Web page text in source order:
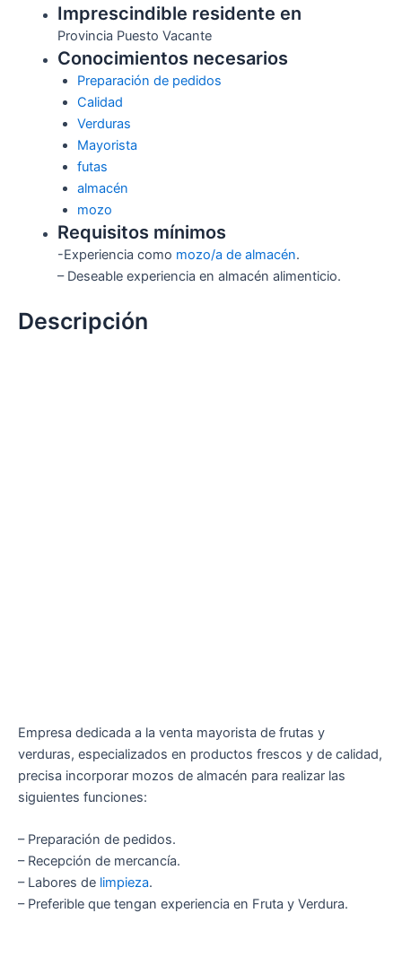
Imprescindible residente en
Provincia Puesto Vacante
Conocimientos necesarios
Preparación de pedidos
Calidad
Verduras
Mayorista
futas
almacén
mozo
Requisitos mínimos
-Experiencia como mozo/a de almacén.
– Deseable experiencia en almacén alimenticio.
Descripción
Empresa dedicada a la venta mayorista de frutas y
verduras, especializados en productos frescos y de calidad,
precisa incorporar mozos de almacén para realizar las
siguientes funciones:
– Preparación de pedidos.
– Recepción de mercancía.
– Labores de limpieza.
– Preferible que tengan experiencia en Fruta y Verdura.